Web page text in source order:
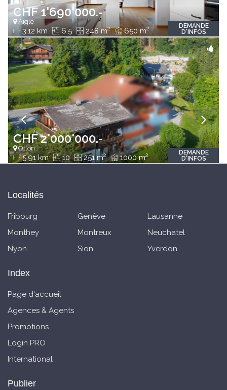
CHF 1'690'000.-
Aigle
3.12 km 6.5 248 m2 650 m2
DEMANDE
D'INFOS
CHF 2'000'000.-
Ollon
5.91 km 10 251 m2 1000 m2
DEMANDE
D'INFOS
Localités
Fribourg Genève
Lausanne
Monthey
Montreux
Neuchatel
Nyon
Sion Yverdon
Index
Page d'accueil
Agences & Agents
Promotions
Login PRO
International
Publier